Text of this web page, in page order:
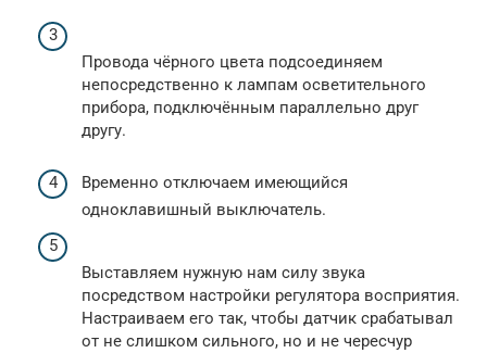
Провода чёрного цвета подсоединяем
непосредственно к лампам осветительного
прибора, подключённым параллельно друг
другу.
Временно отключаем имеющийся
одноклавишный выключатель.
Выставляем нужную нам силу звука
посредством настройки регулятора восприятия.
Настраиваем его так, чтобы датчик срабатывал
от не слишком сильного, но и не чересчур